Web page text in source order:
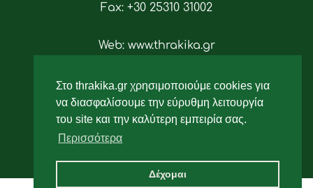
Στο thrakika.gr χρησιμοποιούμε cookies για
να διασφαλίσουμε την εύρυθμη λειτουργία
του site και την καλύτερη εμπειρία σας.
Περισσότερα
Δέχομαι
Fax: +30 25310 31002
Web: www.thrakika.gr
Ακολουθήστε μας